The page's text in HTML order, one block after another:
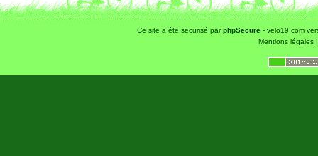
Ce site a été sécurisé parphpSecure - velo19.com
Mentions légales